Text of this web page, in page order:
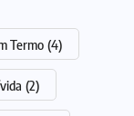
Termo (4)
(2)